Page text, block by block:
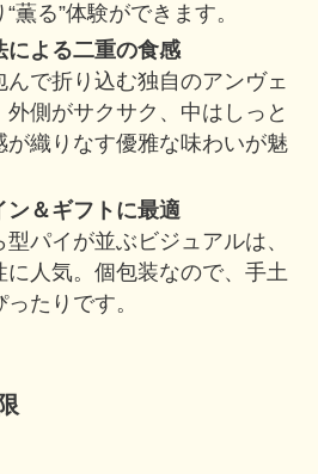
薫る”体験ができます。
による二重の食感
で折り込む独自のアンヴェ
外側がサクサク、中はしっと
が織りなす優雅な味わいが魅
ン＆ギフトに最適
パイが並ぶビジュアルは、
に人気。個包装なので、手土
たりです。